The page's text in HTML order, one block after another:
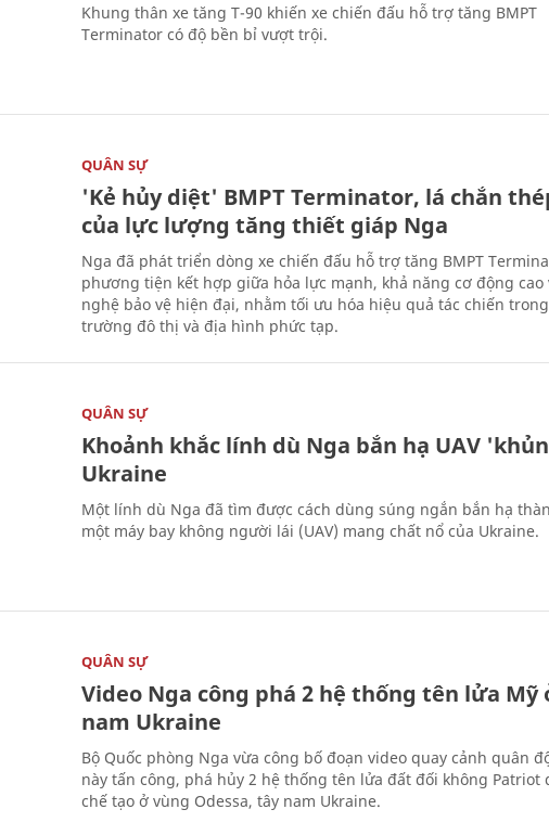
Khung thân xe tăng T-90 khiến xe chiến đấu hỗ trợ tăng BMPT
Terminator có độ bền bỉ vượt trội.
QUÂN SỰ
'Kẻ hủy diệt' BMPT Terminator, lá chắn
của lực lượng tăng thiết giáp Nga
Nga đã phát triển dòng xe chiến đấu hỗ trợ tăng BMPT
phương tiện kết hợp giữa hỏa lực mạnh, khả năng cơ động cao
nghệ bảo vệ hiện đại, nhằm tối ưu hóa hiệu quả tác chiến
trường đô thị và địa hình phức tạp.
QUÂN SỰ
Khoảnh khắc lính dù Nga bắn hạ UAV
Ukraine
Một lính dù Nga đã tìm được cách dùng súng ngắn bắn hạ
một máy bay không người lái (UAV) mang chất nổ của Ukraine.
QUÂN SỰ
Video Nga công phá 2 hệ thống tên lửa Mỹ
nam Ukraine
Bộ Quốc phòng Nga vừa công bố đoạn video quay cảnh quân
này tấn công, phá hủy 2 hệ thống tên lửa đất đối không Patriot
chế tạo ở vùng Odessa, tây nam Ukraine.